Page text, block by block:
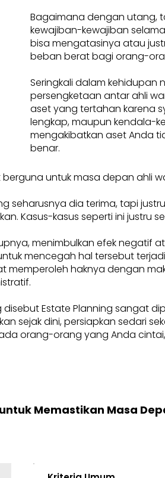
Bagaimana dengan utang,
kewajiban-kewajiban
bisa mengatasinya atau
beban berat bagi orang-
Seringkali dalam
persengketaan antar ahli
aset yang tertahan karena
lengkap, maupun kendala-
mengakibatkan aset Anda
benar.
untuk masa depan ahli
seharusnya dia terima, tapi
Kasus-kasus seperti ini justru
menimbulkan efek negatif
mencegah hal tersebut
memperoleh haknya dengan
Estate Planning sangat
sejak dini, persiapkan sedari
orang-orang yang Anda cintai,
Memastikan Masa